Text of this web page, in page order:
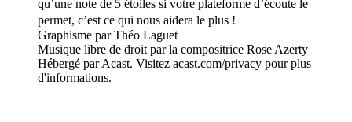
qu’une note de 5 étoiles si votre plateforme d’écoute le
permet, c’est ce qui nous aidera le plus !
Graphisme par Théo Laguet
Musique libre de droit par la compositrice Rose Azerty
Hébergé par Acast. Visitez acast.com/privacy pour plus
d'informations.